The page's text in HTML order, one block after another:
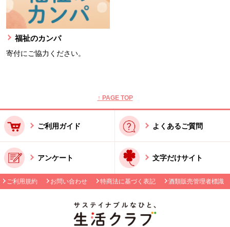
福祉のカンパ
寄付にご協力ください。
↑ PAGE TOP
ご利用ガイド よくあるご質問
アンケート 文字だけサイト
ご利用規約 お問い合わせ 特商法に基づく表記 酒類販売管理者標識